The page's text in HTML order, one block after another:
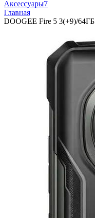
Аксессуары7
Главная
DOOGEE Fire 5 3(+9)/64ГБ